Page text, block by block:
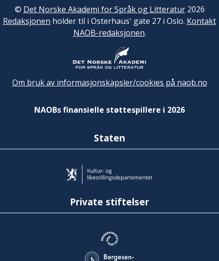
© Det Norske Akademi for Språk og Litteratur2026
Redaksjonen holder til i Osterhaus' gate 27 i Oslo. Kontakt
NAOB-redaksjonen.
Om bruk av informasjonskapsler/cookies på naob.no
NAOBs finansielle støttespillere i 2026
Staten
Private stiftelser